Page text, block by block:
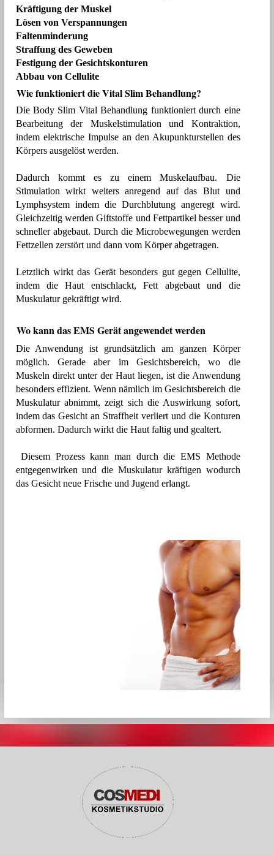
Kräftigung der Muskel
Lösen von Verspannungen
Faltenminderung
Straffung des Geweben
Festigung der Gesichtskonturen
Abbau von Cellulite
Wie funktioniert die Vital Slim Behandlung?
Die Body Slim Vital Behandlung funktioniert durch eine
Bearbeitung der Muskelstimulation und Kontraktion,
indem elektrische Impulse an den Akupunkturstellen des
Körpers ausgelöst werden.
Dadurch kommt es zu einem Muskelaufbau. Die
Stimulation wirkt weiters anregend auf das Blut und
Lymphsystem indem die Durchblutung angeregt wird.
Gleichzeitig werden Giftstoffe und Fettpartikel besser und
schneller abgebaut. Durch die Microbewegungen werden
Fettzellen zerstört und dann vom Körper abgetragen.
Letztlich wirkt das Gerät besonders gut gegen Cellulite,
indem die Haut entschlackt, Fett abgebaut und die
Muskulatur gekräftigt wird.
Wo kann das EMS Gerät angewendet werden
Die Anwendung ist grundsätzlich am ganzen Körper
möglich. Gerade aber im Gesichtsbereich, wo die
Muskeln direkt unter der Haut liegen, ist die Anwendung
besonders effizient. Wenn nämlich im Gesichtsbereich die
Muskulatur abnimmt, zeigt sich die Auswirkung sofort,
indem das Gesicht an Straffheit verliert und die Konturen
abformen. Dadurch wirkt die Haut faltig und gealtert.
Diesem Prozess kann man durch die EMS Methode
entgegenwirken und die Muskulatur kräftigen wodurch
das Gesicht neue Frische und Jugend erlangt.